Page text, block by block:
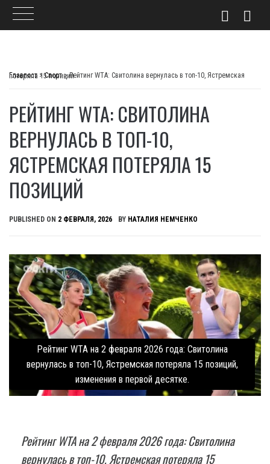
Главпост >Спорт>
Рейтинг WTA: Свитолина вернулась в топ-10, Ястремская потеряла 15 позиций
РЕЙТИНГ WTA: СВИТОЛИНА
ВЕРНУЛАСЬ В ТОП-10,
ЯСТРЕМСКАЯ ПОТЕРЯЛА 15
ПОЗИЦИЙ
PUBLISHED ON 2 ФЕВРАЛЯ, 2026 BY НАТАЛИЯ НЕМЧЕНКО
Рейтинг WTA на 2 февраля 2026 года: Свитолина
вернулась в топ-10, Ястремская потеряла 15 позиций,
изменения в первой десятке.
Рейтинг WTA на 2 февраля 2026 года: Свитолина
вернулась в топ-10, Ястремская потеряла 15